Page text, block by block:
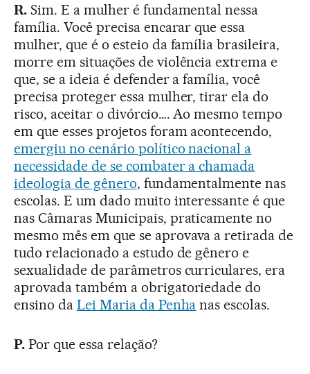
R.Sim. E a mulher é fundamental nessa
família. Você precisa encarar que essa
mulher, que é o esteio da família brasileira,
morre em situações de violência extrema e
que, se a ideia é defender a família, você
precisa proteger essa mulher, tirar ela do
risco, aceitar o divórcio…. Ao mesmo tempo
em que esses projetos foram acontecendo,
emergiu no cenário político nacional a
necessidade de se combater a chamada
ideologia de gênero, fundamentalmente nas
escolas. E um dado muito interessante é que
nas Câmaras Municipais, praticamente no
mesmo mês em que se aprovava a retirada de
tudo relacionado a estudo de gênero e
sexualidade de parâmetros curriculares, era
aprovada também a obrigatoriedade do
ensino da Lei Maria da Penha nas escolas.
P.Por que essa relação?